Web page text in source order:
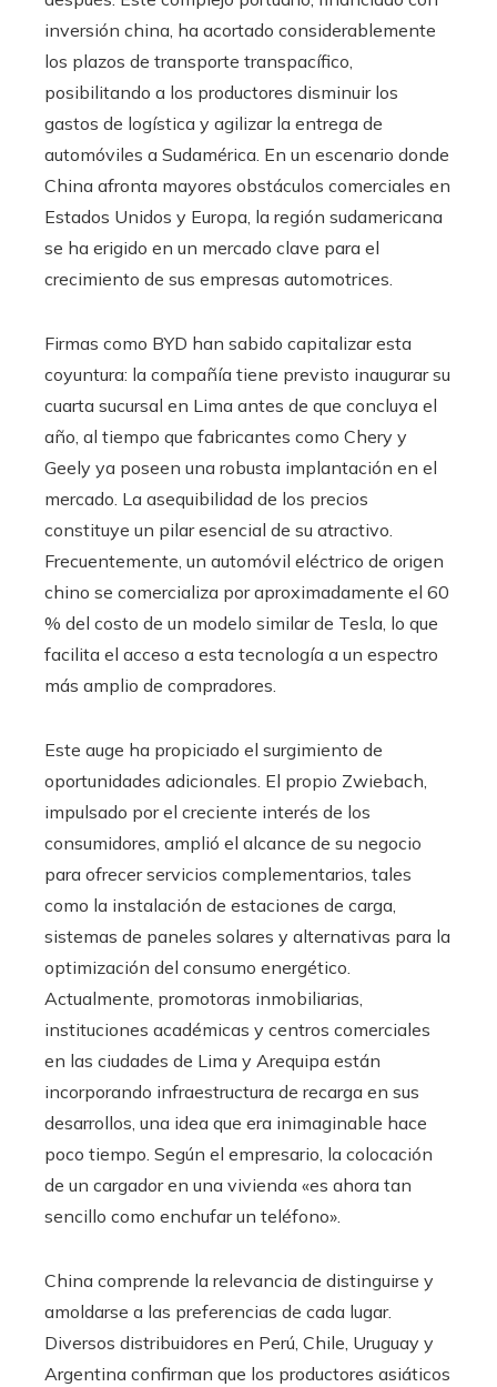
inversión china, ha acortado considerablemente
los plazos de transporte transpacífico,
posibilitando a los productores disminuir los
gastos de logística y agilizar la entrega de
automóviles a Sudamérica. En un escenario donde
China afronta mayores obstáculos comerciales en
Estados Unidos y Europa, la región sudamericana
se ha erigido en un mercado clave para el
crecimiento de sus empresas automotrices.
Firmas como BYD han sabido capitalizar esta
coyuntura: la compañía tiene previsto inaugurar su
cuarta sucursal en Lima antes de que concluya el
año, al tiempo que fabricantes como Chery y
Geely ya poseen una robusta implantación en el
mercado. La asequibilidad de los precios
constituye un pilar esencial de su atractivo.
Frecuentemente, un automóvil eléctrico de origen
chino se comercializa por aproximadamente el 60
% del costo de un modelo similar de Tesla, lo que
facilita el acceso a esta tecnología a un espectro
más amplio de compradores.
Este auge ha propiciado el surgimiento de
oportunidades adicionales. El propio Zwiebach,
impulsado por el creciente interés de los
consumidores, amplió el alcance de su negocio
para ofrecer servicios complementarios, tales
como la instalación de estaciones de carga,
sistemas de paneles solares y alternativas para la
optimización del consumo energético.
Actualmente, promotoras inmobiliarias,
instituciones académicas y centros comerciales
en las ciudades de Lima y Arequipa están
incorporando infraestructura de recarga en sus
desarrollos, una idea que era inimaginable hace
poco tiempo. Según el empresario, la colocación
de un cargador en una vivienda «es ahora tan
sencillo como enchufar un teléfono».
China comprende la relevancia de distinguirse y
amoldarse a las preferencias de cada lugar.
Diversos distribuidores en Perú, Chile, Uruguay y
Argentina confirman que los productores asiáticos